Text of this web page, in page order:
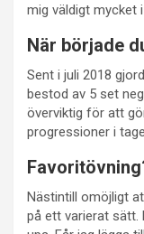
mig väldigt mycket
När började
Sent i juli 2018
bestod av 5 set
överviktig för att
progressioner i
Nästintill omöjligt
på ett varierat sätt.